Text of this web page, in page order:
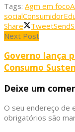
Tags: Agm em foco
socialConsumidor
Share
TweetSend
Next Post
Governo lança
Consumo
Deixe um
O seu endereço de
obrigatórios são